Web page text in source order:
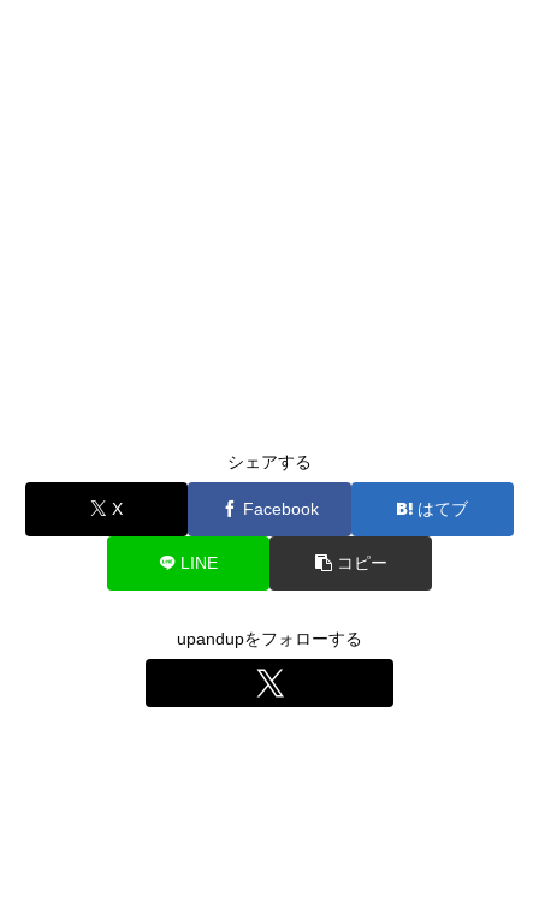
シェアする
X Facebook はてブ
LINE コピー
upandupをフォローする